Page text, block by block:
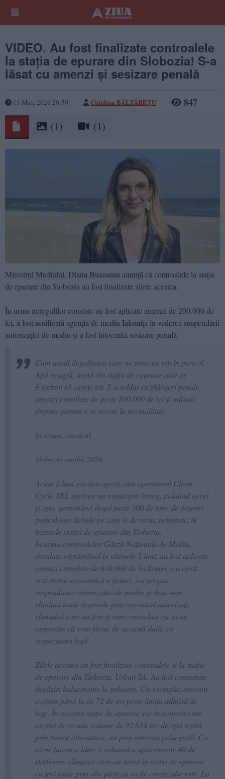
VIDEO. Au fost finalizate controalele
la stația de epurare din Slobozia! S-a
lăsat cu amenzi și sesizare penală
13 May, 2026 20:50 Cătălina BĂLTĂREȚU 847
(1) (1)
Ministrul Mediului, Diana Buzoainu anunță că controalele la stația
de epurare din Slobozia au fost finalizate zilele acestea.
În urma neregulilor constate au fost aplicate amenzi de 200.000 de
lei, a fost notificată agenția de mediu Ialomița în vederea suspendării
autorizației de mediu și a fost întocmită sesizare penală.
Cum arată ilegalitatea care ne pune pe toți în pericol.
Apă neagră, ieșită din stația de epurare care ar
fi trebuit să curețe tot. S-a soldat cu plângeri penale,
amenzi cumulate de peste 800.000 de lei și măsuri
dispuse pentru a se reveni la normalitate.
Și acum, istoricul.
Slobozia anului 2026.
Acum 2 luni s-a descoperit cum operatorul Clean
Cyclo SRL otrăvea un municipiu întreg, poluând aerul
și apa, gestionând ilegal peste 300 de tone de deșeuri
periculoase lichide pe care le deversa, netratate, în
bazinele stației de epurare din Slobozia.
În urma controalelor Gărzii Naționale de Mediu,
derulate săptămânal în ultimele 2 luni, au fost aplicate
amenzi cumulate de 610.000 de lei firmei, s-a oprit
activitatea economică a firmei, s-a propus
suspendarea autorizației de mediu și deja s-au
eliminat toate deșeurile prin operatori autorizați,
eliminări care au fost și sunt controlate ca să ne
asigurăm că s-au făcut, de această dată, cu
respectarea legii.
Zilele acestea au fost finalizate controalele si la stația
de epurare din Slobozia, Urban SA. Au fost constatate
depășiri halucinante la poluanți. Un exemplu: amoniu
a ajuns până la de 72 de ori peste limita admisă de
lege. În aceasta stație de epurare s-a descoperit cum
au fost deversate volume de 92.614 mc de apă uzată
prin trasee alternative, nu prin intrarea principală. Ca
să ne facem o idee: e volumul a aproximativ 40 de
stadioane olimpice care au intrat în stația de epurare
cu țevi trase prin alte părți ca sa fie create alte rute. La